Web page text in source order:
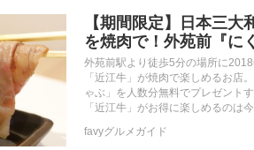
【期間限定】日本三
を焼肉で！外苑前『に
外苑前駅より徒歩5分の場所に
「近江牛」が焼肉で楽しめるお店
ゃぶ」を人数分無料でプレゼント
「近江牛」がお得に楽しめるのは
favyグルメガイド